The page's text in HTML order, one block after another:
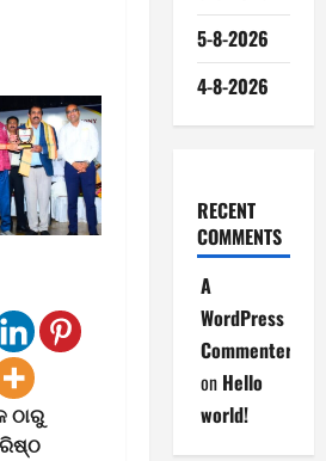
ଠାରୁ
5-8-2026
4-8-2026
RECENT
COMMENTS
A
WordPress
Commenter
on Hello
world!